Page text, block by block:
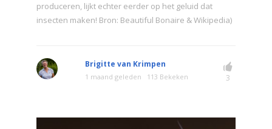
produceren, lijkt echter eerder op het geluid dat
insecten maken! Bron: Beautiful Bonaire & Wikipedia)
Brigitte van Krimpen
1 maand geleden 113 Bekeken 3